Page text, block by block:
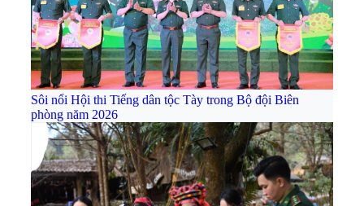
Sôi nổi Hội thi Tiếng dân tộc Tày trong Bộ đội Biên
phòng năm 2026